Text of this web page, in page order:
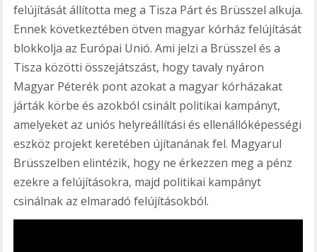
felújítását állította meg a Tisza Párt és Brüsszel alkuja.
Ennek következtében ötven magyar kórház felújítását
blokkolja az Európai Unió. Ami jelzi a Brüsszel és a
Tisza közötti összejátszást, hogy tavaly nyáron
Magyar Péterék pont azokat a magyar kórházakat
járták körbe és azokból csinált politikai kampányt,
amelyeket az uniós helyreállítási és ellenállóképességi
eszköz projekt keretében újítanának fel. Magyarul
Brüsszelben elintézik, hogy ne érkezzen meg a pénz
ezekre a felújításokra, majd politikai kampányt
csinálnak az elmaradó felújításokból.